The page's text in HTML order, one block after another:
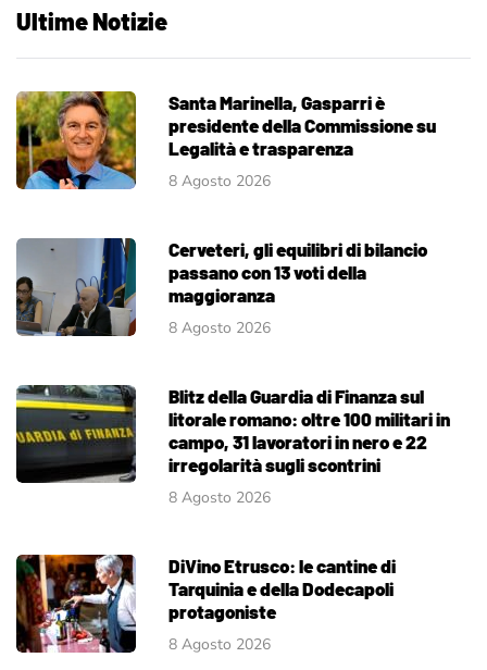
Ultime Notizie
Santa Marinella, Gasparri è
presidente della Commissione su
Legalità e trasparenza
8 Agosto 2026
Cerveteri, gli equilibri di bilancio
passano con 13 voti della
maggioranza
8 Agosto 2026
Blitz della Guardia di Finanza sul
litorale romano: oltre 100 militari in
campo, 31 lavoratori in nero e 22
irregolarità sugli scontrini
8 Agosto 2026
DiVino Etrusco: le cantine di
Tarquinia e della Dodecapoli
protagoniste
8 Agosto 2026